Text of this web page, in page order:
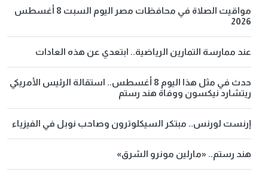
مواقيت الصلاة في محافظات مصر اليوم السبت 8 أغسطس
2026
عند ممارسة التمارين الرياضية.. ابتعدي عن هذه العادات
حدث في مثل هذا اليوم 8 أغسطس.. استقالة الرئيس الأمريكي
ريتشارد نيكسون ووفاة هند رستم
إرنست لورنس.. مبتكر السيكلوترون وصاحب نوبل في الفيزياء
هند رستم.. «مارلين مونرو الشرق»